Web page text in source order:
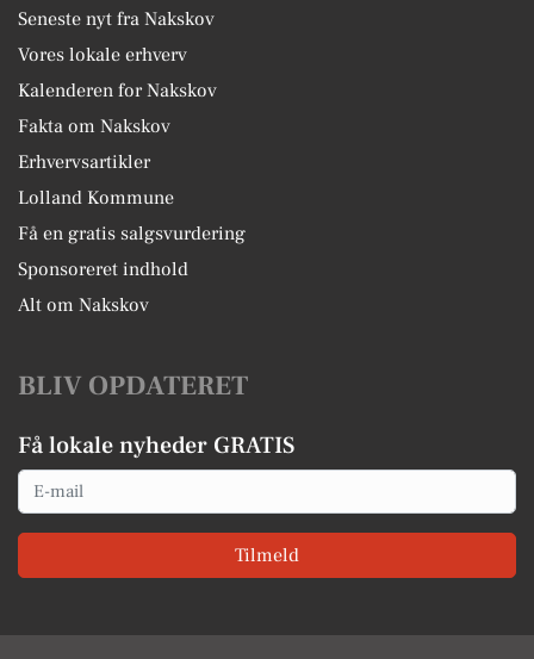
Seneste nyt fra Nakskov
Vores lokale erhverv
Kalenderen for Nakskov
Fakta om Nakskov
Erhvervsartikler
Lolland Kommune
Få en gratis salgsvurdering
Sponsoreret indhold
Alt om Nakskov
BLIV OPDATERET
Få lokale nyheder GRATIS
Email
Tilmeld